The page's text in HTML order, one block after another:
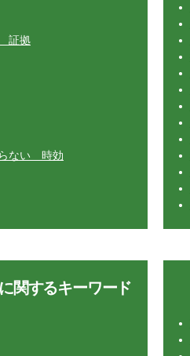
証拠
ない 時効
関するキーワード